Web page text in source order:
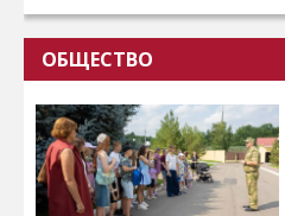
ОБЩЕСТВО